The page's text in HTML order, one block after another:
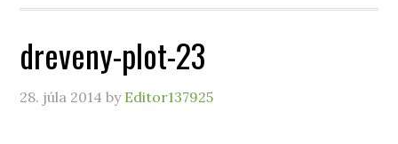
dreveny-plot-23
28. júla 2014 by Editor137925